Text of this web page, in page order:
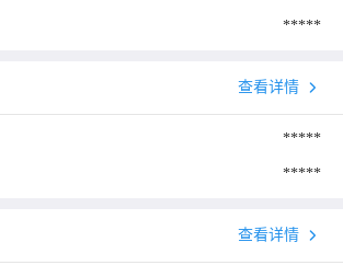
*****
查看详情
*****
*****
查看详情